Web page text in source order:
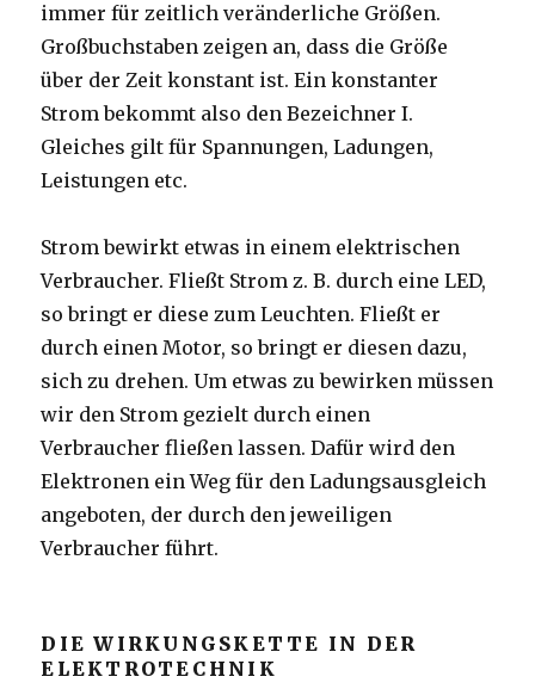
immer für zeitlich veränderliche Größen.
Großbuchstaben zeigen an, dass die Größe
über der Zeit konstant ist. Ein konstanter
Strom bekommt also den Bezeichner I.
Gleiches gilt für Spannungen, Ladungen,
Leistungen etc.
Strom bewirkt etwas in einem elektrischen
Verbraucher. Fließt Strom z. B. durch eine LED,
so bringt er diese zum Leuchten. Fließt er
durch einen Motor, so bringt er diesen dazu,
sich zu drehen. Um etwas zu bewirken müssen
wir den Strom gezielt durch einen
Verbraucher fließen lassen. Dafür wird den
Elektronen ein Weg für den Ladungsausgleich
angeboten, der durch den jeweiligen
Verbraucher führt.
DIE WIRKUNGSKETTE IN DER
ELEKTROTECHNIK